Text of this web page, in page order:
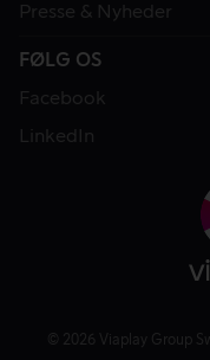
Presse & Nyheder
FØLG OS
Facebook
LinkedIn
© 2026 Viaplay Group